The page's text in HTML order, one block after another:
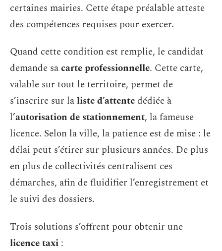
certaines mairies. Cette étape préalable atteste
des compétences requises pour exercer.
Quand cette condition est remplie, le candidat
demande sacarte professionnelle. Cette carte,
valable sur tout le territoire, permet de
s’inscrire sur laliste d’attentedédiée à
l’autorisation de stationnement, la fameuse
licence. Selon la ville, la patience est de mise : le
délai peut s’étirer sur plusieurs années. De plus
en plus de collectivités centralisent ces
démarches, afin de fluidifier l’enregistrement et
le suivi des dossiers.
Trois solutions s’offrent pour obtenir une
licence taxi :